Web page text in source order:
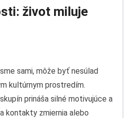
život miluje
sami, môže byť nesúlad
kultúrnym prostredím.
prináša silné motivujúce a
kontakty zmiernia alebo